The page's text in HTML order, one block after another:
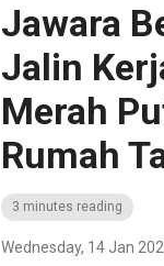
Jawara
Jalin
Merah
Rumah
3 minutes reading
Wednesday, 14 Jan